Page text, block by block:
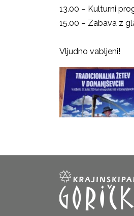
13.00 – Kulturni
15.00 – Zabava z
Vljudno vabljeni!